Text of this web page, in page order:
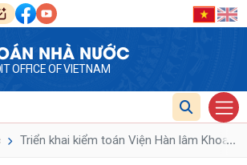
NHÀ NƯỚC
OFFICE OF VIETNAM
Triển khai kiểm toán Viện Hàn lâm Khoa...